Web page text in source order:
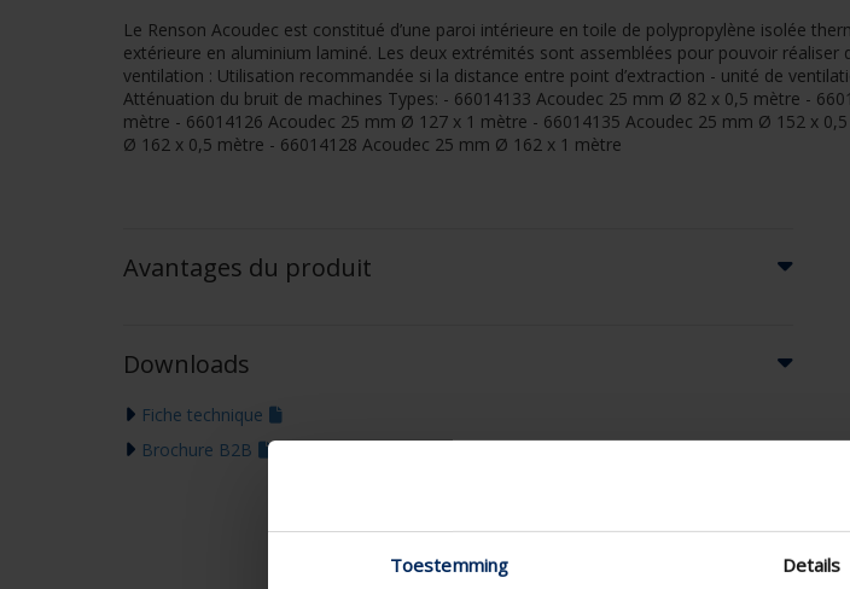
Toestemming Details
Le Renson Acoudec est constitué d’une paroi intérieure en toile de polypropylène isolée
extérieure en aluminium laminé. Les deux extrémités sont assemblées pour pouvoir
ventilation : Utilisation recommandée si la distance entre point d’extraction - unité de
Atténuation du bruit de machines Types: - 66014133 Acoudec 25 mm Ø 82 x 0,5 mètre -
mètre - 66014126 Acoudec 25 mm Ø 127 x 1 mètre - 66014135 Acoudec 25 mm Ø 152 x
Ø 162 x 0,5 mètre - 66014128 Acoudec 25 mm Ø 162 x 1 mètre
Avantages du produit
Downloads
Fiche technique
Brochure B2B